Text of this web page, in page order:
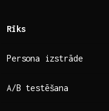
Rīks
Persona izstrāde
A/B testēšana